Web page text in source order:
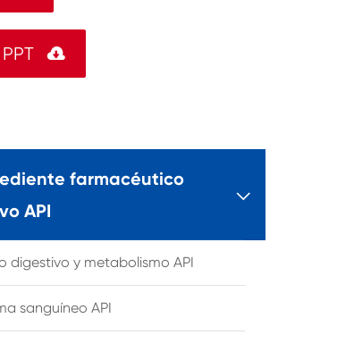

farmacéutico
API

digestivo y metabolismo API
sanguíneo API